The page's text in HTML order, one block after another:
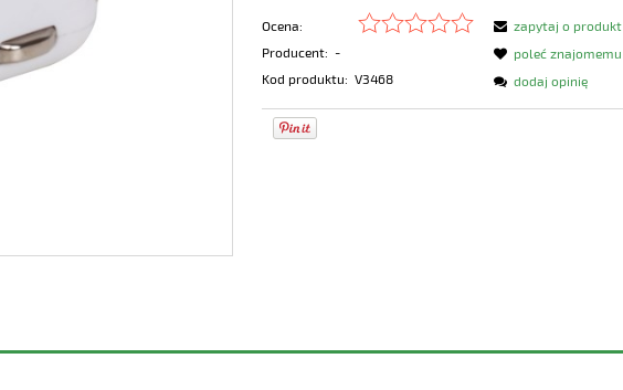
Ocena:
Producent: -
Kod produktu: V3468
zapytaj o produkt
poleć znajomemu
dodaj opinię